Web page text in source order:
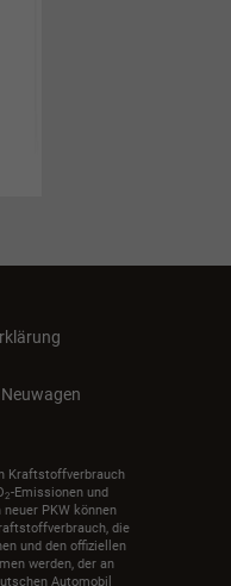
Neuwagen
Kraftstoffverbrauch
2-Emissionen und
PKW können
die
und den offiziellen
werden, der an
Automobil